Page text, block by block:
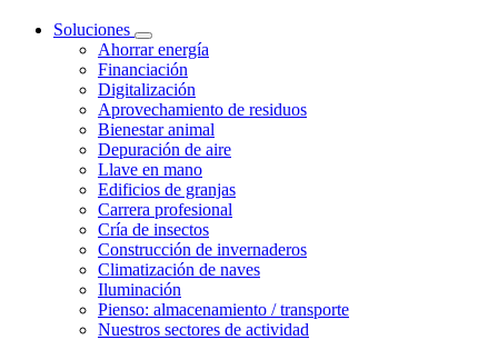
Soluciones
Ahorrar energía
Financiación
Digitalización
Aprovechamiento de residuos
Bienestar animal
Depuración de aire
Llave en mano
Edificios de granjas
Carrera profesional
Cría de insectos
Construcción de invernaderos
Climatización de naves
Iluminación
Pienso: almacenamiento / transporte
Nuestros sectores de actividad